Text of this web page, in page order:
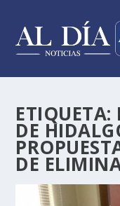
ETIQUETA:
DE
DE